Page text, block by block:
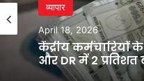
व्यापार
April 18, 2026
केंद्रीय कर्मचारियों
और DR में 2 प्रतिशत